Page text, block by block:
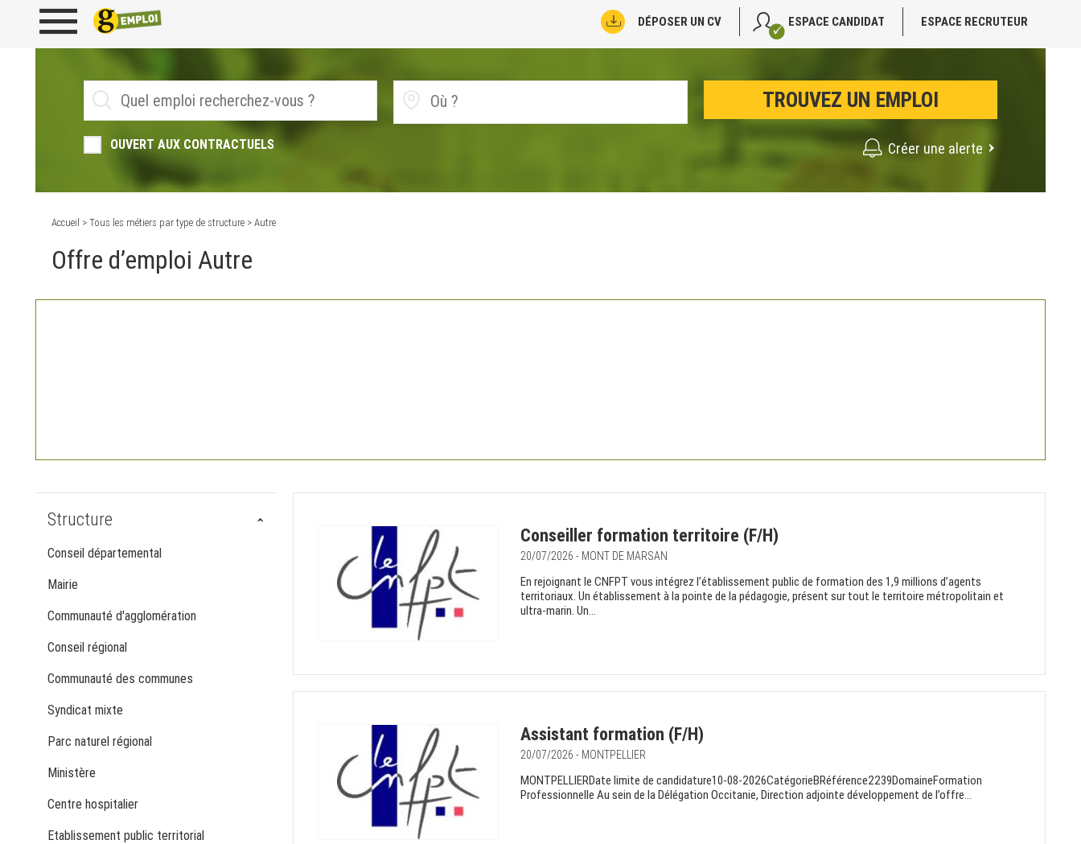
DÉPOSER UN CV ESPACE CANDIDAT ESPACE RECRUTEUR
OUVERT AUX CONTRACTUELS Créer une alerte
Accueil > Tous les métiers par type de structure > Autre
Offre d’emploi Autre
Structure
Conseil départemental
Mairie
Communauté d'agglomération
Conseil régional
Communauté des communes
Syndicat mixte
Parc naturel régional
Ministère
Centre hospitalier
Etablissement public territorial
Conseiller formation territoire (F/H)
20/07/2026 - MONT DE MARSAN
En rejoignant le CNFPT vous intégrez l’établissement public de formation des 1,9 millions d’agents
territoriaux. Un établissement à la pointe de la pédagogie, présent sur tout le territoire métropolitain et
ultra-marin. Un...
Assistant formation (F/H)
20/07/2026 - MONTPELLIER
MONTPELLIERDate limite de candidature10-08-2026CatégorieBRéférence2239DomaineFormation
Professionnelle Au sein de la Délégation Occitanie, Direction adjointe développement de l’offre...